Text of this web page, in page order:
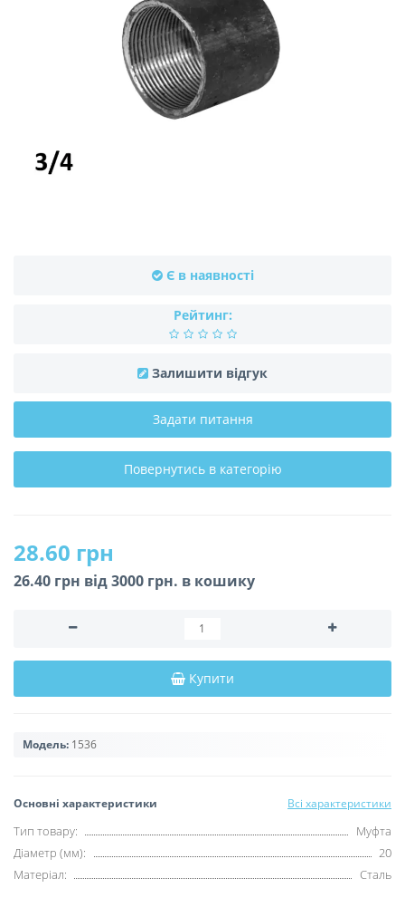
Є в наявності
Рейтинг:
Залишити відгук
Задати питання
Повернутись в категорію
28.60 грн
26.40 грн вiд 3000 грн. в кошику
Купити
Модель: 1536
Основні характеристики Всі характеристики
Тип товару:
Муфта
Діаметр (мм):
20
Матеріал:
Сталь